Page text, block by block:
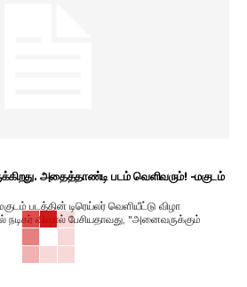
அதைத்தாண்டி படம் வெளிவரும்! -மகுடம்
படத்தின் டிரெய்லர் வெளியீட்டு விழா